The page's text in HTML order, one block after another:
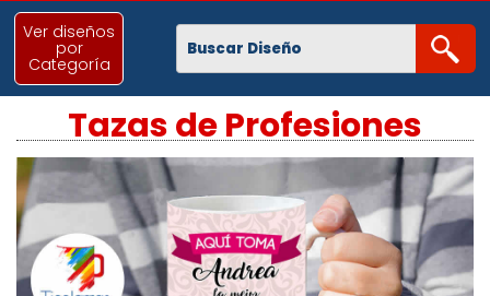
Ver diseños
por
Categoría
Tazas de Profesiones